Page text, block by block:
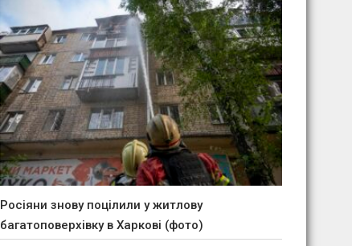
Росіяни знову поцілили у житлову
багатоповерхівку в Харкові (фото)